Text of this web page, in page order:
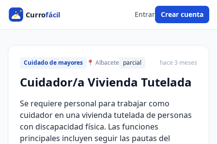
Entrar Crear cuenta
Cuidado de mayores 📍 Albacete parcial hace 3 meses
Cuidador/a Vivienda Tutelada
Se requiere personal para trabajar como
cuidador en una vivienda tutelada de personas
con discapacidad física. Las funciones
principales incluyen seguir las pautas del